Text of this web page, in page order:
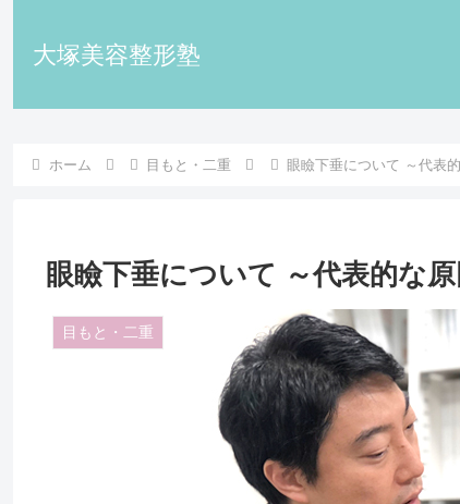
大塚美容整形塾
ホーム 目もと・二重 眼瞼下垂について ～代表
眼瞼下垂について ～代表的な
目もと・二重